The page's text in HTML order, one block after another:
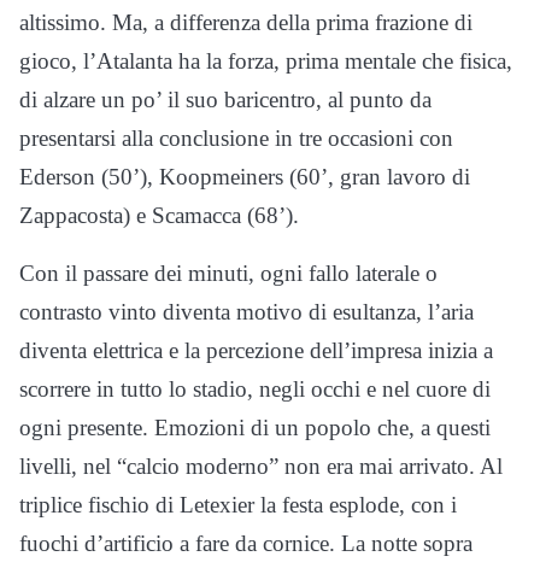
altissimo. Ma, a differenza della prima frazione di
gioco, l’Atalanta ha la forza, prima mentale che fisica,
di alzare un po’ il suo baricentro, al punto da
presentarsi alla conclusione in tre occasioni con
Ederson (50’), Koopmeiners (60’, gran lavoro di
Zappacosta) e Scamacca (68’).
Con il passare dei minuti, ogni fallo laterale o
contrasto vinto diventa motivo di esultanza, l’aria
diventa elettrica e la percezione dell’impresa inizia a
scorrere in tutto lo stadio, negli occhi e nel cuore di
ogni presente. Emozioni di un popolo che, a questi
livelli, nel “calcio moderno” non era mai arrivato. Al
triplice fischio di Letexier la festa esplode, con i
fuochi d’artificio a fare da cornice. La notte sopra